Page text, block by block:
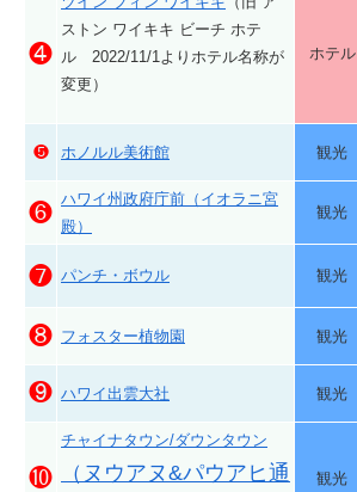
❹
ストン ワイキキ ビーチ ホテ
ル 2022/11/1よりホテル名称が
変更）
ホテル
❺ ホノルル美術館 観光
❻
ハワイ州政府庁前（イオラニ宮
殿）
観光
❼ パンチ・ボウル 観光
❽ フォスター植物園 観光
❾ ハワイ出雲大社 観光
❿
チャイナタウン/ダウンタウン
（ヌウアヌ&パウアヒ通
観光